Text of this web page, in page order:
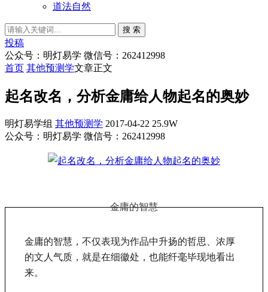
道法自然
搜 索
投稿
公众号：明灯易学 微信号：262412998
首页 其他预测学文章正文
起名改名，分析金庸给人物起名的奥妙
明灯易学组 其他预测学 2017-04-22 25.9W
公众号：明灯易学 微信号：262412998
金庸的智慧
金庸的智慧，不仅表现为作品中升扬的哲思、浓厚
的文人气质，就是在细徽处，也能纤毫毕现地看出
来。